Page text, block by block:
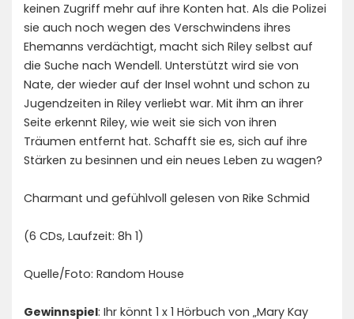
keinen Zugriff mehr auf ihre Konten hat. Als die Polizei
sie auch noch wegen des Verschwindens ihres
Ehemanns verdächtigt, macht sich Riley selbst auf
die Suche nach Wendell. Unterstützt wird sie von
Nate, der wieder auf der Insel wohnt und schon zu
Jugendzeiten in Riley verliebt war. Mit ihm an ihrer
Seite erkennt Riley, wie weit sie sich von ihren
Träumen entfernt hat. Schafft sie es, sich auf ihre
Stärken zu besinnen und ein neues Leben zu wagen?
Charmant und gefühlvoll gelesen von Rike Schmid
(6 CDs, Laufzeit: 8h 1)
Quelle/Foto: Random House
Gewinnspiel: Ihr könnt 1 x 1 Hörbuch von „Mary Kay